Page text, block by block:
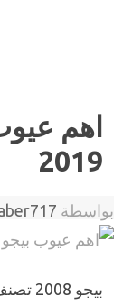
2019
بواسطة
بيجو